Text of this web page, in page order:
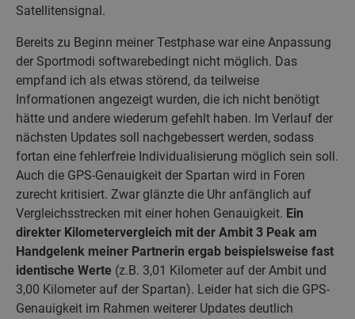
Satellitensignal.
Bereits zu Beginn meiner Testphase war eine Anpassung
der Sportmodi softwarebedingt nicht möglich. Das
empfand ich als etwas störend, da teilweise
Informationen angezeigt wurden, die ich nicht benötigt
hätte und andere wiederum gefehlt haben. Im Verlauf der
nächsten Updates soll nachgebessert werden, sodass
fortan eine fehlerfreie Individualisierung möglich sein soll.
Auch die GPS-Genauigkeit der Spartan wird in Foren
zurecht kritisiert. Zwar glänzte die Uhr anfänglich auf
Vergleichsstrecken mit einer hohen Genauigkeit. Ein
direkter Kilometervergleich mit der Ambit 3 Peak am
Handgelenk meiner Partnerin ergab beispielsweise fast
identische Werte (z.B. 3,01 Kilometer auf der Ambit und
3,00 Kilometer auf der Spartan). Leider hat sich die GPS-
Genauigkeit im Rahmen weiterer Updates deutlich